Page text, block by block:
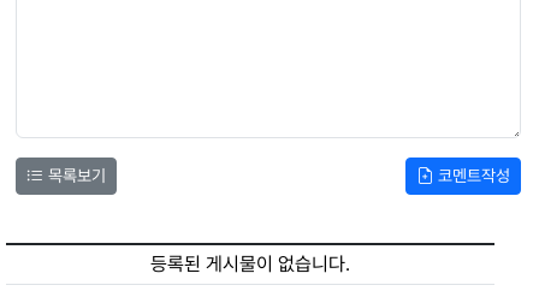
목록보기 코멘트작성
등록된 게시물이 없습니다.